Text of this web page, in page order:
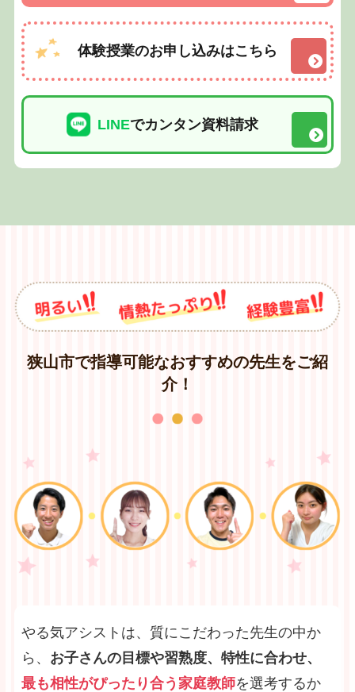
体験授業のお申し込みはこちら
LINEでカンタン資料請求
狭山市で指導可能なおすすめの先生をご紹
介！
やる気アシストは、質にこだわった先生の中か
ら、 お子さんの目標や習熟度、特性に合わせ、
最も相性がぴったり合う家庭教師を選考するか